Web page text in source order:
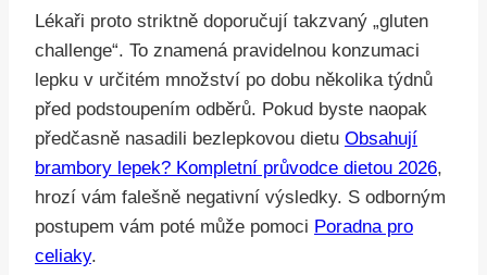
Lékaři proto striktně doporučují takzvaný „gluten
challenge“. To znamená pravidelnou konzumaci
lepku v určitém množství po dobu několika týdnů
před podstoupením odběrů. Pokud byste naopak
předčasně nasadili bezlepkovou dietu Obsahují
brambory lepek? Kompletní průvodce dietou 2026,
hrozí vám falešně negativní výsledky. S odborným
postupem vám poté může pomoci Poradna pro
celiaky.